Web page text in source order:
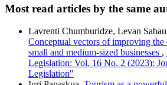
Most read articles by the same
Lavrenti Chumburidze, Levan
Conceptual vectors of improving
small and medium-sized businesses ,
Legislation: Vol. 16 No. 2 (2023):
Legislation"